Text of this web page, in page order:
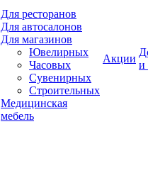
Для ресторанов
Для автосалонов
Для магазинов
Ювелирных
Часовых
Сувенирных
Строительных
Медицинская
мебель
Акции
и